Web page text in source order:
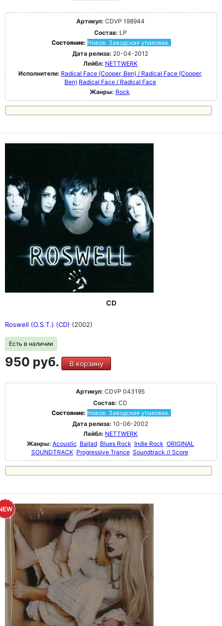
Артикул: CDVP 198944
Состав: LP
Состояние: Новое. Заводская упаковка.
Дата релиза: 20-04-2012
Лейбл: NETTWERK
Исполнители: Radical Face (Cooper, Ben) / Radical Face (Cooper,
Ben) Radical Face / Radical Face
Жанры: Rock
CD
Roswell (O.S.T.) (CD) (2002)
Есть в наличии
950 руб. В корзину
Артикул: CDVP 043195
Состав: CD
Состояние: Новое. Заводская упаковка.
Дата релиза: 10-06-2002
Лейбл: NETTWERK
Жанры: Acoustic Ballad Blues Rock Indie Rock ORIGINAL
SOUNDTRACK Progressive Trance Soundtrack // Score